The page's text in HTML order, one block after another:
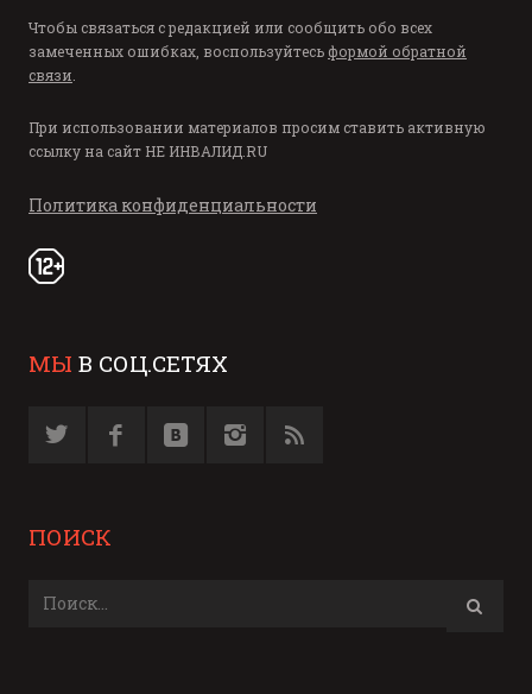
Чтобы связаться с редакцией или сообщить обо всех
замеченных ошибках, воспользуйтесь формой обратной
связи.
При использовании материалов просим ставить активную
ссылку на сайт НЕ ИНВАЛИД.RU
Политика конфиденциальности
МЫ В СОЦ.СЕТЯХ
ПОИСК